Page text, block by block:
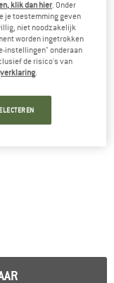
klik dan hier. Onder
je toestemming geven
niet noodzakelijk
worden ingetrokken
instellingen" onderaan
de risico's van
.